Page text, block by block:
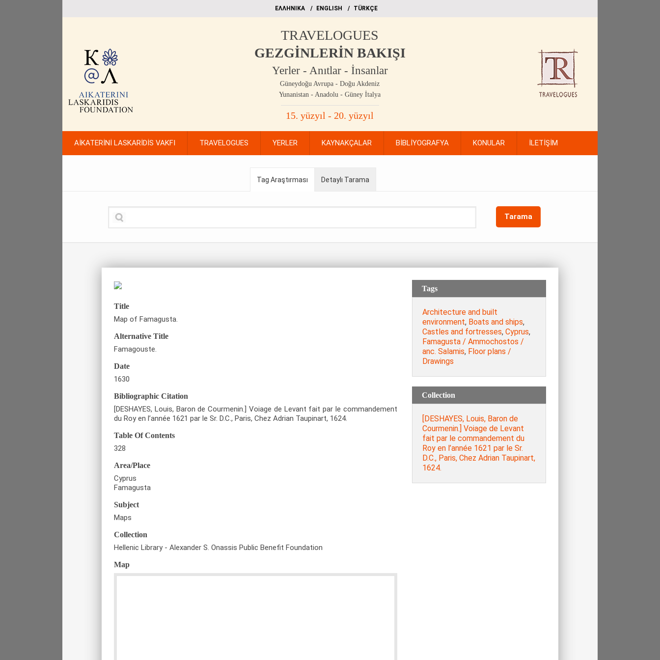
EΛΛΗΝΙΚΑ ΕΝGLISH TÜRKÇE
TRAVELOGUES
GEZGİNLERİN BAKIŞI
Yerler - Anıtlar - İnsanlar
Güneydoğu Avrupa - Doğu Akdeniz
Yunanistan - Anadolu - Güney İtalya
15. yüzyıl - 20. yüzyıl
AİKATERİNİ LASKARİDİS VAKFI TRAVELOGUES YERLER KAYNAKÇALAR BİBLİYOGRAFYA KONULAR İLETİŞİM
Tag Araştırması
Tarama
Detaylı Tarama
Title
Map of Famagusta.
Alternative Title
Famagouste.
Date
1630
Bibliographic Citation
[DESHAYES, Louis, Baron de Courmenin.] Voiage de Levant fait par le commandement
du Roy en l’année 1621 par le Sr. D.C., Paris, Chez Adrian Taupinart, 1624.
Table Of Contents
328
Area/Place
Cyprus
Famagusta
Subject
Maps
Collection
Hellenic Library - Alexander S. Onassis Public Benefit Foundation
Map
Tags
Architecture and built
environment, Boats and ships,
Castles and fortresses, Cyprus,
Famagusta / Ammochostos /
anc. Salamis, Floor plans /
Drawings
Collection
[DESHAYES, Louis, Baron de
Courmenin.] Voiage de Levant
fait par le commandement du
Roy en l’année 1621 par le Sr.
D.C., Paris, Chez Adrian Taupinart,
1624.